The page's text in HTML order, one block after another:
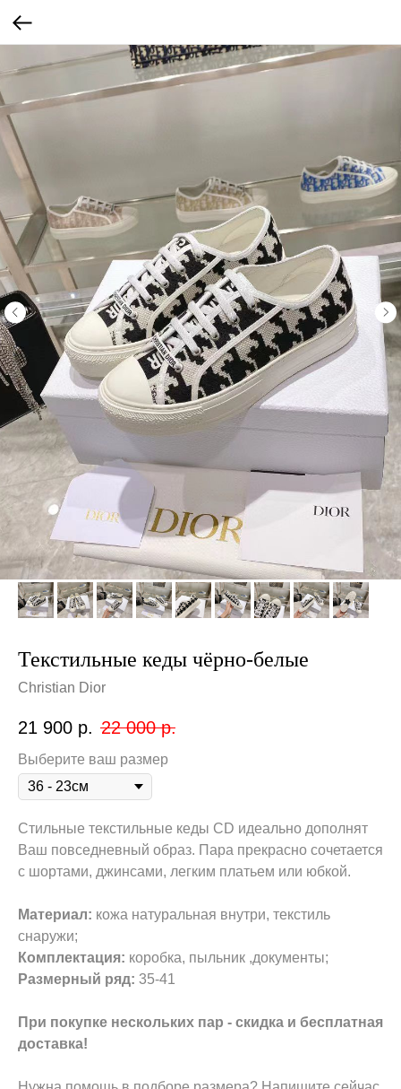
Текстильные кеды чёрно-белые
Christian Dior
21 900 р. 22 000 р.
Выберите ваш размер
Стильные текстильные кеды CD идеально дополнят
Ваш повседневный образ. Пара прекрасно сочетается
с шортами, джинсами, легким платьем или юбкой.
Материал: кожа натуральная внутри, текстиль
снаружи;
Комплектация: коробка, пыльник ,документы;
Размерный ряд: 35-41
При покупке нескольких пар - скидка и бесплатная
доставка!